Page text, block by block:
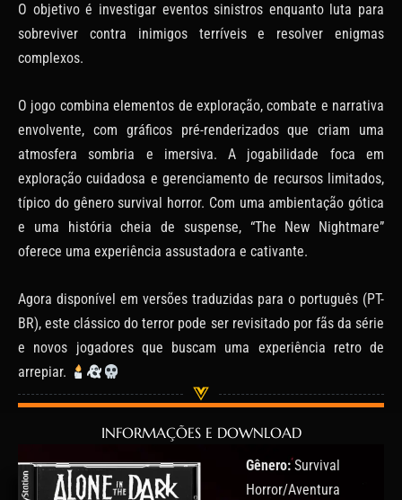
O objetivo é investigar eventos sinistros enquanto luta para
sobreviver contra inimigos terríveis e resolver enigmas
complexos.
O jogo combina elementos de exploração, combate e narrativa
envolvente, com gráficos pré-renderizados que criam uma
atmosfera sombria e imersiva. A jogabilidade foca em
exploração cuidadosa e gerenciamento de recursos limitados,
típico do gênero survival horror. Com uma ambientação gótica
e uma história cheia de suspense, “The New Nightmare”
oferece uma experiência assustadora e cativante.
Agora disponível em versões traduzidas para o português (PT-
BR), este clássico do terror pode ser revisitado por fãs da série
e novos jogadores que buscam uma experiência retro de
arrepiar.
INFORMAÇÕES E DOWNLOAD
Gênero:Survival
Horror/Aventura